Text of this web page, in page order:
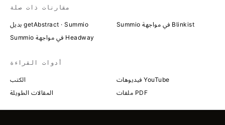
مقارنات ذات صلة
بديل getAbstract · Summio
Summio في مواجهة Blinkist
Summio في مواجهة Headway
أدوات القراءة
الكتب
فيديوهات YouTube
المقالات الطويلة
ملفات PDF